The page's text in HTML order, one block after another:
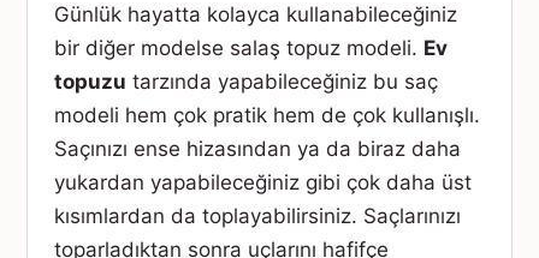
Günlük hayatta kolayca kullanabileceğiniz
bir diğer modelse salaş topuz modeli. Ev
topuzu tarzında yapabileceğiniz bu saç
modeli hem çok pratik hem de çok kullanışlı.
Saçınızı ense hizasından ya da biraz daha
yukardan yapabileceğiniz gibi çok daha üst
kısımlardan da toplayabilirsiniz. Saçlarınızı
toparladıktan sonra uçlarını hafifçe